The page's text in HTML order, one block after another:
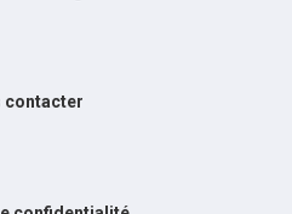
contacter